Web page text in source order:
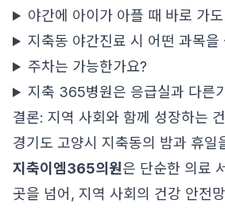
야간에 아이가 아플 때 바로 가
지축동 야간진료 시 어떤 과목을
주차는 가능한가요?
지축 365병원은 응급실과 다른
결론: 지역 사회와 함께 성장하는
경기도 고양시 지축동의 밤과 휴일
지축이엠365의원은 단순한 의료
곳을 넘어, 지역 사회의 건강 안전